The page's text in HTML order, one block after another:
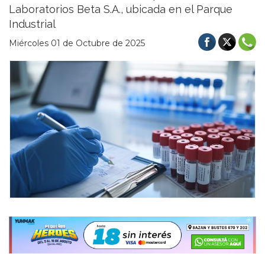
Laboratorios Beta S.A., ubicada en el Parque
Industrial
Miércoles 01 de Octubre de 2025